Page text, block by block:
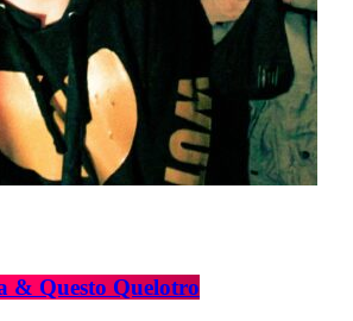
& Questo Quelotro